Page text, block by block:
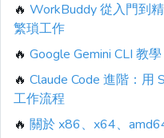
🔥 WorkBuddy 從入門到
繁瑣工作
🔥 Google Gemini CLI 教
🔥 Claude Code 進階：用
工作流程
🔥 關於 x86、x64、